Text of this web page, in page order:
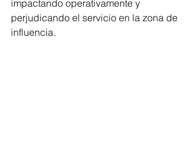
impactando operativamente y
perjudicando el servicio en la zona de
influencia.